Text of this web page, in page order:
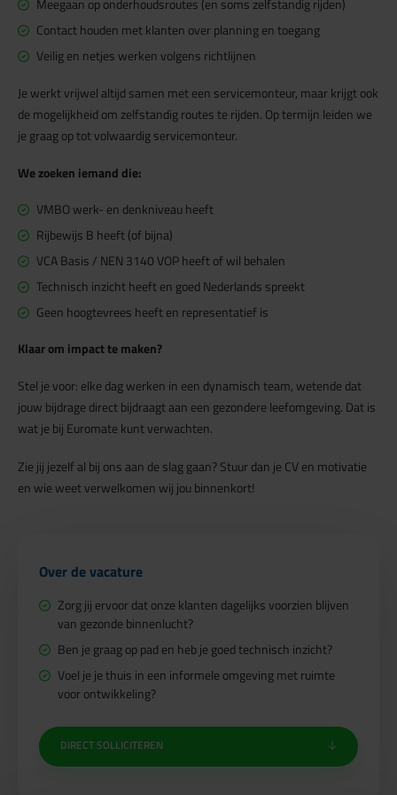
Over de vacature
Zorg jij ervoor dat onze klanten dagelijks voorzien blijven
van gezonde binnenlucht?
Ben je graag op pad en heb je goed technisch inzicht?
Voel je je thuis in een informele omgeving met ruimte
voor ontwikkeling?
DIRECT SOLLICITEREN
Meegaan op onderhoudsroutes (en soms zelfstandig rijden)
Contact houden met klanten over planning en toegang
Veilig en netjes werken volgens richtlijnen
Je werkt vrijwel altijd samen met een servicemonteur, maar krijgt ook
de mogelijkheid om zelfstandig routes te rijden. Op termijn leiden we
je graag op tot volwaardig servicemonteur.
We zoeken iemand die:
VMBO werk- en denkniveau heeft
Rijbewijs B heeft (of bijna)
VCA Basis / NEN 3140 VOP heeft of wil behalen
Technisch inzicht heeft en goed Nederlands spreekt
Geen hoogtevrees heeft en representatief is
Klaar om impact te maken?
Stel je voor: elke dag werken in een dynamisch team, wetende dat
jouw bijdrage direct bijdraagt aan een gezondere leefomgeving. Dat is
wat je bij Euromate kunt verwachten.
Zie jij jezelf al bij ons aan de slag gaan? Stuur dan je CV en motivatie
en wie weet verwelkomen wij jou binnenkort!